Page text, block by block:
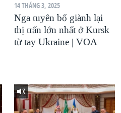
14 THÁNG 3, 2025
Nga tuyên bố giành lại
thị trấn lớn nhất ở Kursk
từ tay Ukraine | VOA